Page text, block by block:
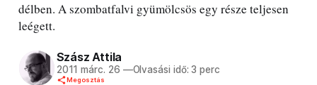
délben. A szombatfalvi gyümölcsös egy része teljesen
leégett.
Szász Attila
2011 márc. 26 —Olvasási idő: 3 perc
Megosztás